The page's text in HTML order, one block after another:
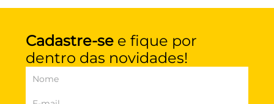
Cadastre-se e fique por
dentro das novidades!